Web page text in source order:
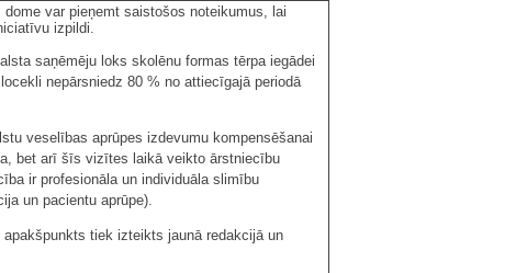
var pieņemt saistošos noteikumus, lai
izpildi.
saņēmēju loks skolēnu formas tērpa iegādei
nepārsniedz 80 % no attiecīgajā periodā
veselības aprūpes izdevumu kompensēšanai
bet arī šīs vizītes laikā veikto ārstniecību
ir profesionāla un individuāla slimību
un pacientu aprūpe).
tiek izteikts jaunā redakcijā un